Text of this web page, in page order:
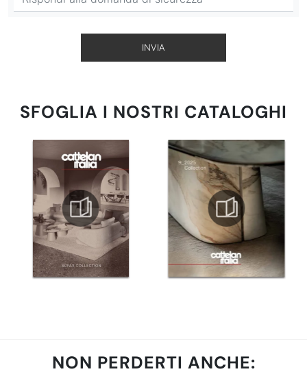
SFOGLIA I NOSTRI CATALOGHI
INVIA
NON PERDERTI ANCHE: